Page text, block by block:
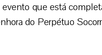
que está
do Perpétuo